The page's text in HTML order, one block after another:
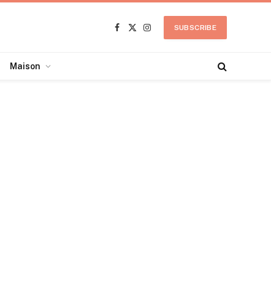
Facebook
X
Instagram
SUBSCRIBE
Maison